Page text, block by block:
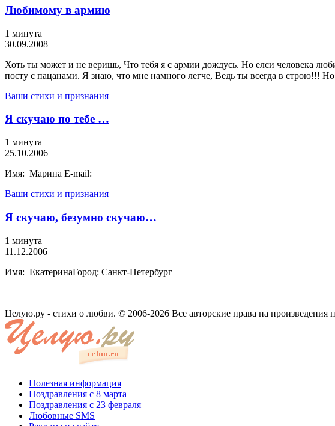
Любимому в армию
1 минута
30.09.2008
Хоть ты может и не веришь, Что тебя я с армии дождусь. Но елси человека
посту с пацанами. Я знаю, что мне намного легче, Ведь ты всегда в строю!!!
Ваши стихи и признания
Я скучаю по тебе …
1 минута
25.10.2006
Имя: Марина E-mail:
Ваши стихи и признания
Я скучаю, безумно скучаю…
1 минута
11.12.2006
Имя: ЕкатеринаГород: Санкт-Петербург
Целую.ру - стихи о любви. © 2006-2026 Все авторские права на произведения
Полезная информация
Поздравления с 8 марта
Поздравления с 23 февраля
Любовные SMS